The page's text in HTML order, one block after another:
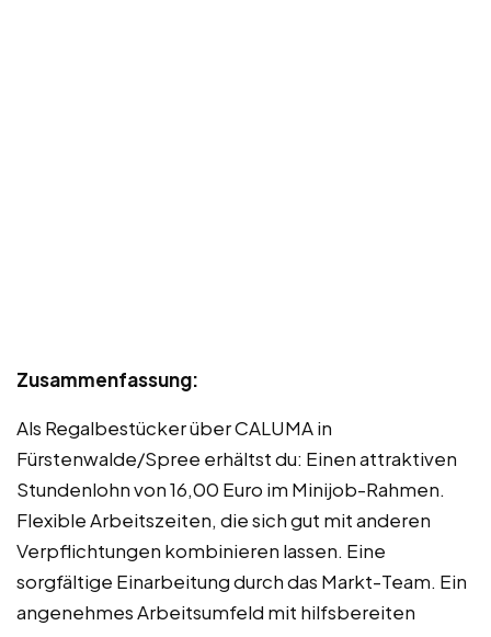
Zusammenfassung:
Als Regalbestücker über CALUMA in
Fürstenwalde/Spree erhältst du: Einen attraktiven
Stundenlohn von 16,00 Euro im Minijob-Rahmen.
Flexible Arbeitszeiten, die sich gut mit anderen
Verpflichtungen kombinieren lassen. Eine
sorgfältige Einarbeitung durch das Markt-Team. Ein
angenehmes Arbeitsumfeld mit hilfsbereiten